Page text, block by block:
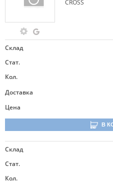
CROSS
Склад
Стат.
Кол.
Доставка
Цена
В
Склад
Стат.
Кол.